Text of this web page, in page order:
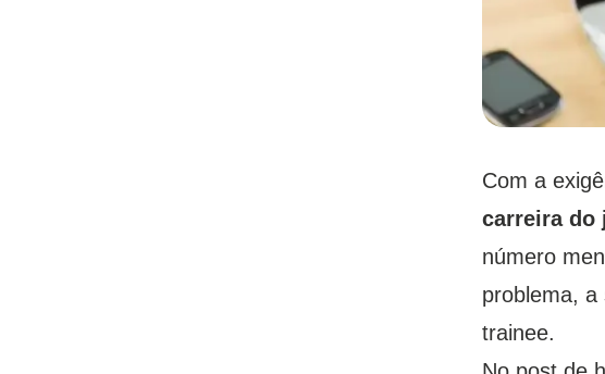
Com a
carreira do
número
problema, a
trainee.